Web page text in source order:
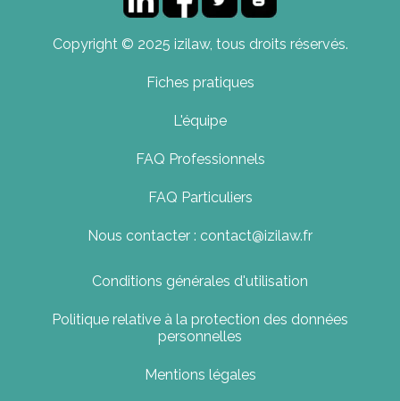
Copyright © 2025 izilaw, tous droits réservés.
Fiches pratiques
L'équipe
FAQ Professionnels
FAQ Particuliers
Nous contacter : contact@izilaw.fr
Conditions générales d'utilisation
Politique relative à la protection des données
personnelles
Mentions légales